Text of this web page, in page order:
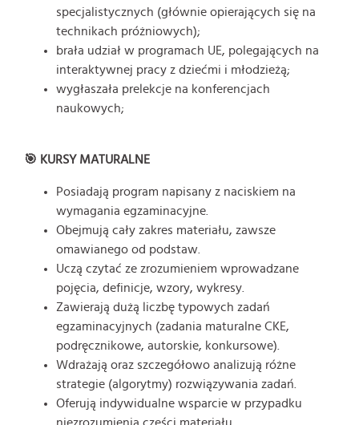
specjalistycznych (głównie opierających się na
technikach próżniowych);
brała udział w programach UE, polegających na
interaktywnej pracy z dziećmi i młodzieżą;
wygłaszała prelekcje na konferencjach
naukowych;
🎯 KURSY MATURALNE
Posiadają program napisany z naciskiem na
wymagania egzaminacyjne.
Obejmują cały zakres materiału, zawsze
omawianego od podstaw.
Uczą czytać ze zrozumieniem wprowadzane
pojęcia, definicje, wzory, wykresy.
Zawierają dużą liczbę typowych zadań
egzaminacyjnych (zadania maturalne CKE,
podręcznikowe, autorskie, konkursowe).
Wdrażają oraz szczegółowo analizują różne
strategie (algorytmy) rozwiązywania zadań.
Oferują indywidualne wsparcie w przypadku
niezrozumienia części materiału.